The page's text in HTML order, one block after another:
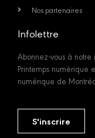
Nos partenaires
Infolettre
Abonnez-vous à notre
Printemps numérique
numérique de
S'inscrire